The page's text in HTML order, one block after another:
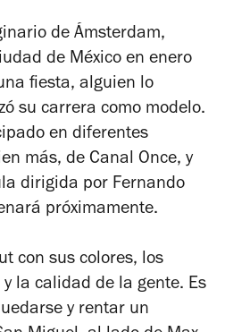
de Ámsterdam,
de México en enero
fiesta, alguien lo
su carrera como modelo.
en diferentes
más, de Canal Once, y
dirigida por Fernando
próximamente.
con sus colores, los
la calidad de la gente. Es
y rentar un